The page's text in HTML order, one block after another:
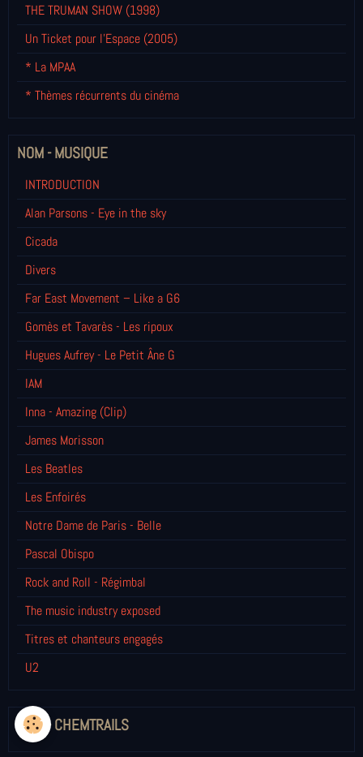
THE TRUMAN SHOW (1998)
Un Ticket pour l'Espace (2005)
* La MPAA
* Thèmes récurrents du cinéma
NOM - MUSIQUE
INTRODUCTION
Alan Parsons - Eye in the sky
Cicada
Divers
Far East Movement – Like a G6
Gomès et Tavarès - Les ripoux
Hugues Aufrey - Le Petit Âne G
IAM
Inna - Amazing (Clip)
James Morisson
Les Beatles
Les Enfoirés
Notre Dame de Paris - Belle
Pascal Obispo
Rock and Roll - Régimbal
The music industry exposed
Titres et chanteurs engagés
U2
NOM - CHEMTRAILS